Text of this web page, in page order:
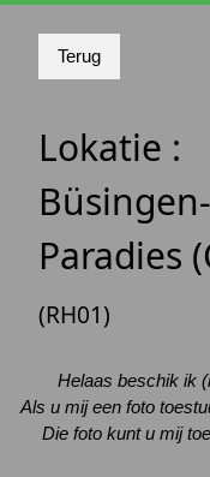
Lokatie :
Paradies
(RH01)
Helaas beschik ik
Als u mij een foto
Die foto kunt u mij